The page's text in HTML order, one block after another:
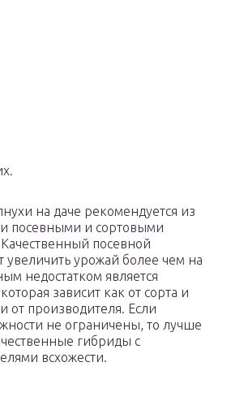
на даче рекомендуется из
посевными и сортовыми
посевной
увеличить урожай более чем на
недостатком является
зависит как от сорта и
от производителя. Если
не ограничены, то лучше
гибриды с
всхожести.